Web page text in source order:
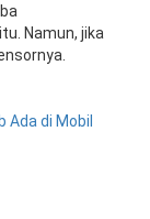
Namun, jika
Ada di Mobil